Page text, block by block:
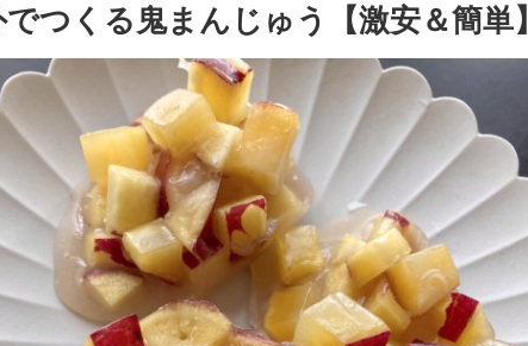
つくる鬼まんじゅう【激安＆簡単】